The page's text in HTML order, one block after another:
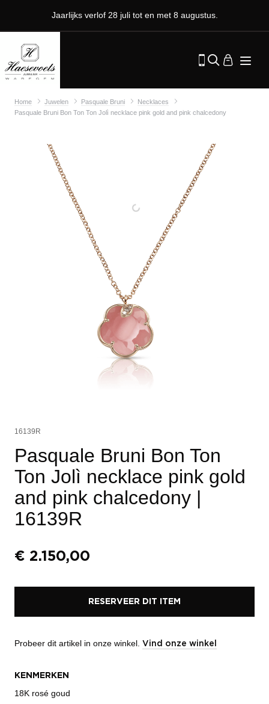
Jaarlijks verlof 28 juli tot en met 8 augustus.
Home Juwelen Pasquale Bruni
Necklaces
Pasquale Bruni Bon Ton Ton Jolì necklace pink gold and pink chalcedony
16139R
Pasquale Bruni Bon Ton
Ton Jolì necklace pink gold
and pink chalcedony |
16139R
€ 2.150,00
RESERVEER DIT ITEM
Probeer dit artikel in onze winkel. Vind onze winkel
KENMERKEN
18K rosé goud